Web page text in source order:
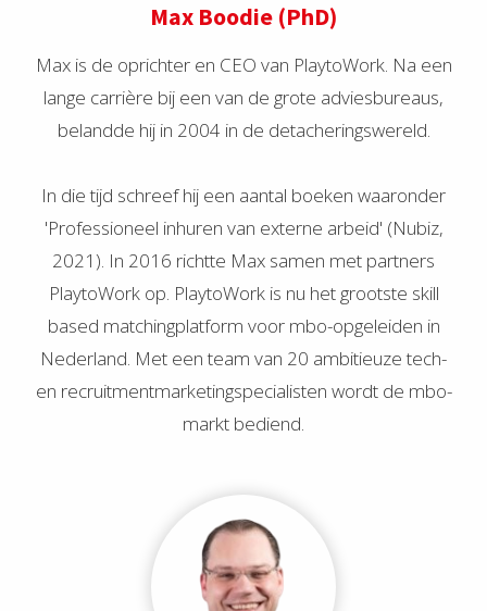
Max Boodie (PhD)
Max is de oprichter en CEO van PlaytoWork. Na een
lange carrière bij een van de grote adviesbureaus,
belandde hij in 2004 in de detacheringswereld.
In die tijd schreef hij een aantal boeken waaronder
'Professioneel inhuren van externe arbeid' (Nubiz,
2021). In 2016 richtte Max samen met partners
PlaytoWork op. PlaytoWork is nu het grootste skill
based matchingplatform voor mbo-opgeleiden in
Nederland. Met een team van 20 ambitieuze tech-
en recruitmentmarketingspecialisten wordt de mbo-
markt bediend.